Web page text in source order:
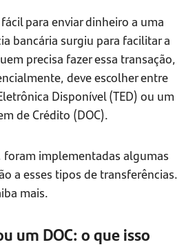
para enviar dinheiro a uma
bancária surgiu para facilitar a
precisa fazer essa transação,
deve escolher entre
Disponível (TED) ou um
de Crédito (DOC).
foram implementadas algumas
a esses tipos de transferências.
mais.
um DOC: o que isso